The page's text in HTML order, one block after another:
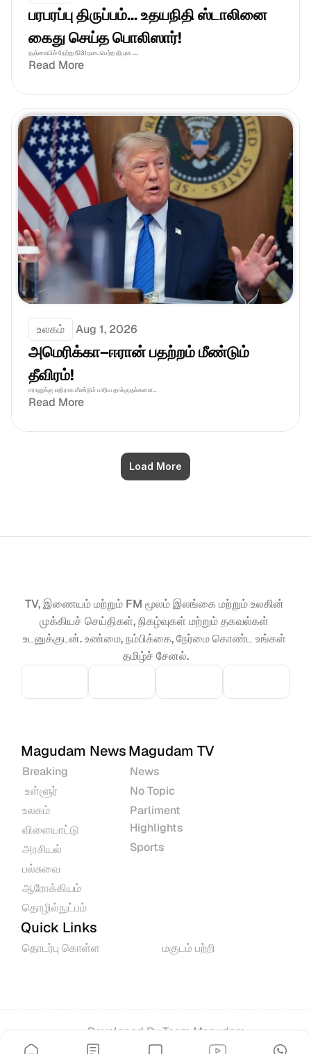
பரபரப்பு திருப்பம்... உதயநிதி ஸ்டாலினை
கைது செய்த பொலிஸார்!
தஞ்சையில் நேற்று (03) நடைபெற்ற திமுக ....
Read More
உலகம் Aug 1, 2026
அமெரிக்கா–ஈரான் பதற்றம் மீண்டும்
தீவிரம்!
ஈரானுக்கு எதிராக மீண்டும் பாரிய தாக்குதல்களை...
Read More
Load More
TV, இணையம் மற்றும் FM மூலம் இலங்கை மற்றும் உலகின்
முக்கியச் செய்திகள், நிகழ்வுகள் மற்றும் தகவல்கள்
உடனுக்குடன். உண்மை, நம்பிக்கை, நேர்மை கொண்ட உங்கள்
தமிழ்ச் சேனல்.
Magudam News
Breaking
உள்ளூர்
உலகம்
விளையாட்டு
அரசியல்
பல்சுவை
ஆரோக்கியம்
தொழில்நுட்பம்
Magudam TV
News
No Topic
Parliment
Highlights
Sports
Quick Links
தொடர்பு கொள்ள மகுடம் பற்றி
Developed By Team Magudam
© 2026 All rights reserved.